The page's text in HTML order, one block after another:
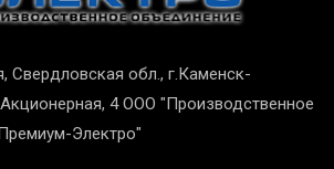
Свердловская обл., г.Каменск-
4 ООО "Производственное
Электро"